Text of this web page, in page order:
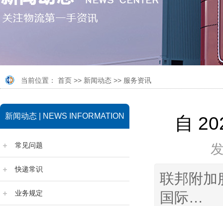
当前位置： 首页 >> 新闻动态 >> 服务资讯
新闻动态 | NEWS INFORMATION
常见问题
快递常识
业务规定
自
联邦附加
国际…